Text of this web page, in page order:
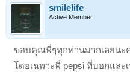
smilelife
Active Member
ขอบคุณพี่ๆทุกท่านมากเลยนะ
โดยเฉพาะพี่ pepsi ที่บอกและ